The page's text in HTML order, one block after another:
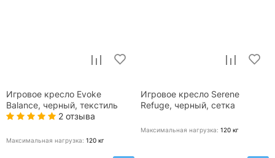
Игровое кресло Evoke
Balance, черный, текстиль
2 отзыва
Максимальная нагрузка: 120 кг
Игровое кресло Serene
Refuge, черный, сетка
Максимальная нагрузка: 120 кг